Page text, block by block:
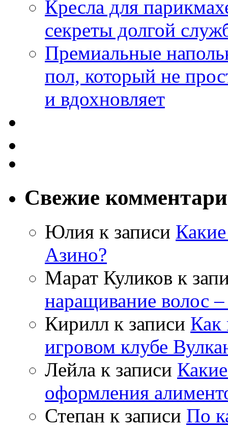
Кресла для
секреты долгой
Премиальные
пол, который не
и вдохновляет
Свежие
Юлия к записи
Азино?
Марат Куликов к
наращивание волос
Кирилл к записи Как
игровом клубе
Лейла к записи
оформления
Степан к записи По